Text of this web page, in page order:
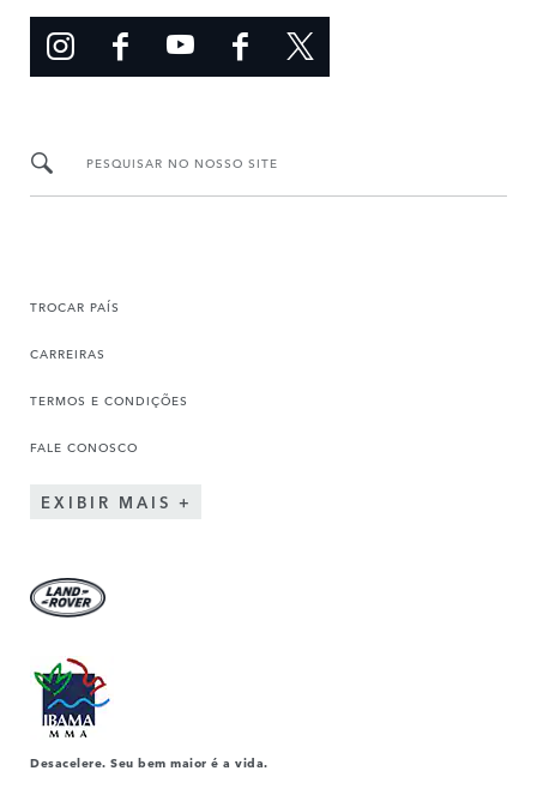
PESQUISAR NO NOSSO SITE
TROCAR PAÍS
CARREIRAS
TERMOS E CONDIÇÕES
FALE CONOSCO
EXIBIR MAIS
Desacelere. Seu bem maior é a vida.